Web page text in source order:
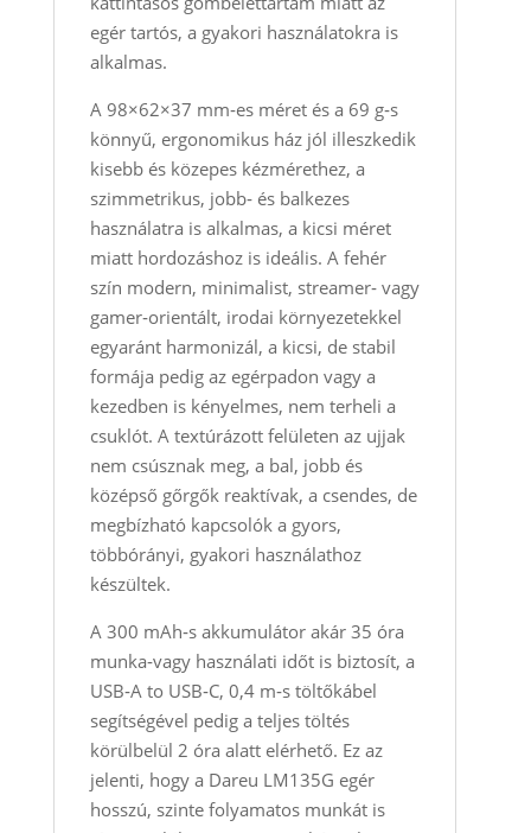
egér tartós, a gyakori használatokra is
alkalmas.
A 98×62×37 mm‑es méret és a 69 g‑s
könnyű, ergonomikus ház jól illeszkedik
kisebb és közepes kézmérethez, a
szimmetrikus, jobb‑ és balkezes
használatra is alkalmas, a kicsi méret
miatt hordozáshoz is ideális. A fehér
szín modern, minimalist, streamer‑ vagy
gamer‑orientált, irodai környezetekkel
egyaránt harmonizál, a kicsi, de stabil
formája pedig az egérpadon vagy a
kezedben is kényelmes, nem terheli a
csuklót. A textúrázott felületen az ujjak
nem csúsznak meg, a bal, jobb és
középső gőrgők reaktívak, a csendes, de
megbízható kapcsolók a gyors,
többórányi, gyakori használathoz
készültek.
A 300 mAh‑s akkumulátor akár 35 óra
munka‑vagy használati időt is biztosít, a
USB‑A to USB‑C, 0,4 m‑s töltőkábel
segítségével pedig a teljes töltés
körülbelül 2 óra alatt elérhető. Ez az
jelenti, hogy a Dareu LM135G egér
hosszú, szinte folyamatos munkát is